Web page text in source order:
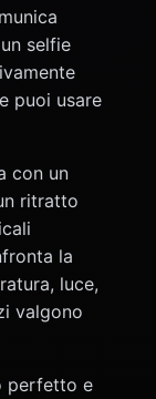
selfie
puoi usare
con un
ritratto
la
luce,
valgono
perfetto e